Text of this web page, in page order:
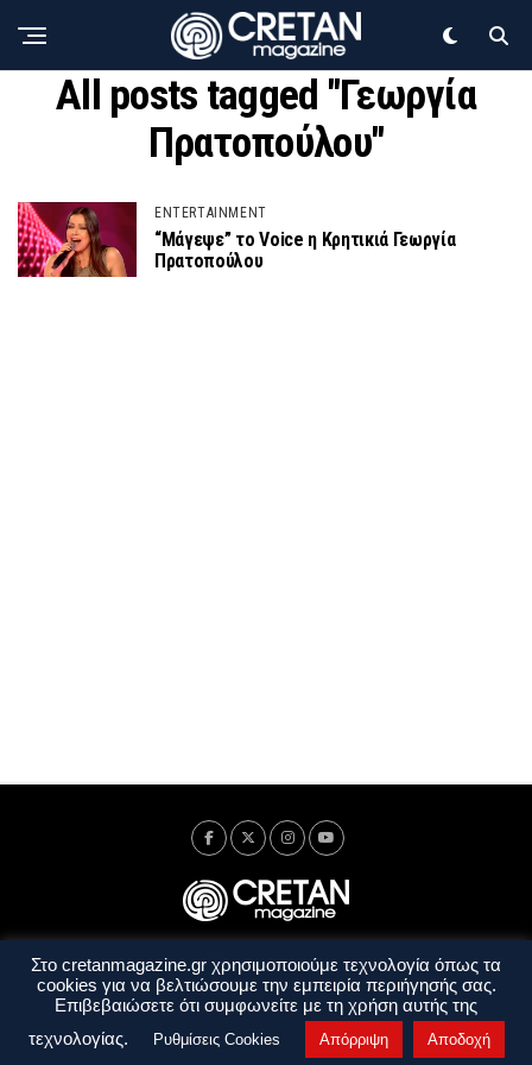
All posts tagged "Γεωργία
Πρατοπούλου"
ENTERTAINMENT
“Μάγεψε” το Voice η Κρητικιά Γεωργία
Πρατοπούλου
Ταυτότητα Πολιτική Απορρήτου
Όροι Χρήσης
Όροι και Προϋποθέσεις
Στο cretanmagazine.gr χρησιμοποιούμε τεχνολογία όπως τα
cookies για να βελτιώσουμε την εμπειρία περιήγησής σας.
Επιβεβαιώσετε ότι συμφωνείτε με τη χρήση αυτής της
τεχνολογίας.
Ρυθμίσεις Cookies Απόρριψη Αποδοχή